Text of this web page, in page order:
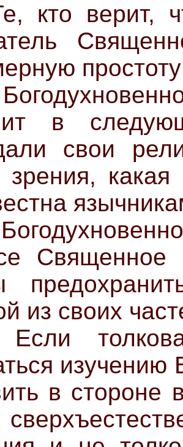
кто верит,
в
свои
зрения,
Священное
из своих
в стороне